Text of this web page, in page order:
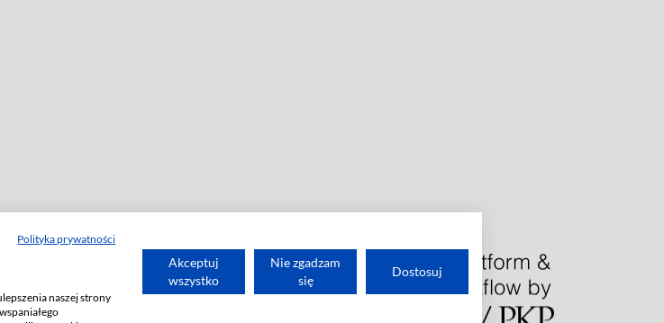
Polityka prywatności
naszej strony
Akceptuj
wszystko
Nie zgadzam
się
Dostosuj